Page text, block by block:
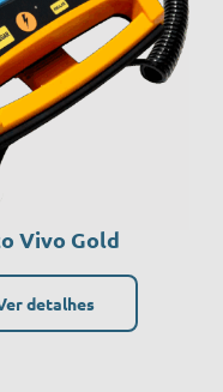
Vivo Gold
detalhes